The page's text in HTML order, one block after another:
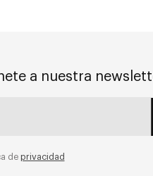
a nuestra
de privacidad